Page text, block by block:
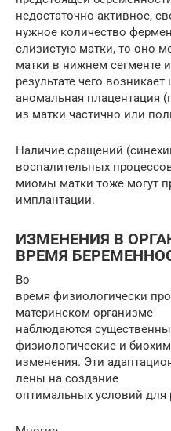
недостаточно активное,
нужное количество
слизистую матки, то оно
матки в нижнем сегменте
результате чего
аномальная плацентация
из матки частично или
Наличие сращений
воспалительных
миомы матки тоже могут
имплантации.
ИЗМЕНЕНИЯ В
ВРЕМЯ
Во
время физиологически
материнском организме
наблюдаются
физиологические и
изменения. Эти
лены на создание
оптимальных условий для